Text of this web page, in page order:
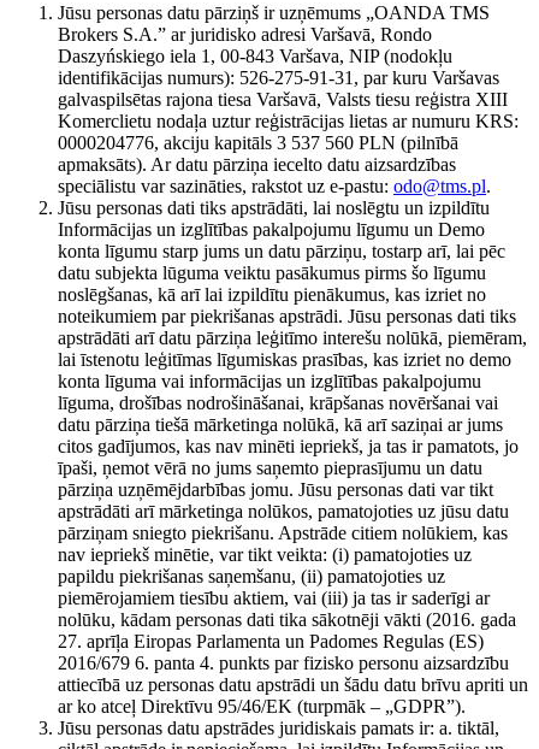
Jūsu personas datu pārziņš ir uzņēmums „OANDA TMS
Brokers S.A.” ar juridisko adresi Varšavā, Rondo
Daszyńskiego iela 1, 00-843 Varšava, NIP (nodokļu
identifikācijas numurs): 526-275-91-31, par kuru Varšavas
galvaspilsētas rajona tiesa Varšavā, Valsts tiesu reģistra XIII
Komerclietu nodaļa uztur reģistrācijas lietas ar numuru KRS:
0000204776, akciju kapitāls 3 537 560 PLN (pilnībā
apmaksāts). Ar datu pārziņa iecelto datu aizsardzības
speciālistu var sazināties, rakstot uz e-pastu: odo@tms.pl.
Jūsu personas dati tiks apstrādāti, lai noslēgtu un izpildītu
Informācijas un izglītības pakalpojumu līgumu un Demo
konta līgumu starp jums un datu pārziņu, tostarp arī, lai pēc
datu subjekta lūguma veiktu pasākumus pirms šo līgumu
noslēgšanas, kā arī lai izpildītu pienākumus, kas izriet no
noteikumiem par piekrišanas apstrādi. Jūsu personas dati tiks
apstrādāti arī datu pārziņa leģitīmo interešu nolūkā, piemēram,
lai īstenotu leģitīmas līgumiskas prasības, kas izriet no demo
konta līguma vai informācijas un izglītības pakalpojumu
līguma, drošības nodrošināšanai, krāpšanas novēršanai vai
datu pārziņa tiešā mārketinga nolūkā, kā arī saziņai ar jums
citos gadījumos, kas nav minēti iepriekš, ja tas ir pamatots, jo
īpaši, ņemot vērā no jums saņemto pieprasījumu un datu
pārziņa uzņēmējdarbības jomu. Jūsu personas dati var tikt
apstrādāti arī mārketinga nolūkos, pamatojoties uz jūsu datu
pārziņam sniegto piekrišanu. Apstrāde citiem nolūkiem, kas
nav iepriekš minētie, var tikt veikta: (i) pamatojoties uz
papildu piekrišanas saņemšanu, (ii) pamatojoties uz
piemērojamiem tiesību aktiem, vai (iii) ja tas ir saderīgi ar
nolūku, kādam personas dati tika sākotnēji vākti (2016. gada
27. aprīļa Eiropas Parlamenta un Padomes Regulas (ES)
2016/679 6. panta 4. punkts par fizisko personu aizsardzību
attiecībā uz personas datu apstrādi un šādu datu brīvu apriti un
ar ko atceļ Direktīvu 95/46/EK (turpmāk – „GDPR”).
Jūsu personas datu apstrādes juridiskais pamats ir: a. tiktāl,